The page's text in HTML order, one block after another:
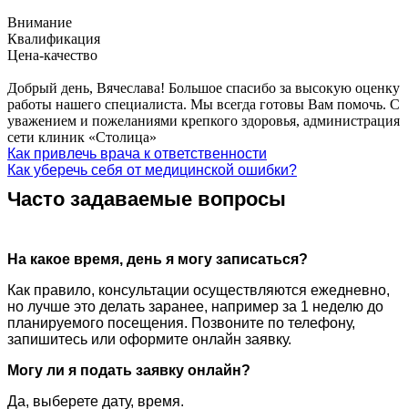
Внимание
Квалификация
Цена-качество
Добрый день, Вячеслава! Большое спасибо за высокую оценку
работы нашего специалиста. Мы всегда готовы Вам помочь. С
уважением и пожеланиями крепкого здоровья, администрация
сети клиник «Столица»
Как привлечь врача к ответственности
Как уберечь себя от медицинской ошибки?
Часто задаваемые вопросы
На какое время, день я могу записаться?
Как правило, консультации осуществляются ежедневно,
но лучше это делать заранее, например за 1 неделю до
планируемого посещения. Позвоните по телефону,
запишитесь или оформите онлайн заявку.
Могу ли я подать заявку онлайн?
Да, выберете дату, время.